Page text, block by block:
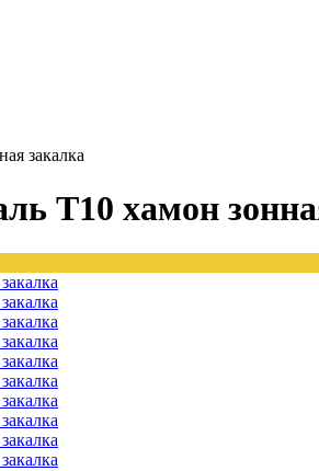
закалка
T10 хамон